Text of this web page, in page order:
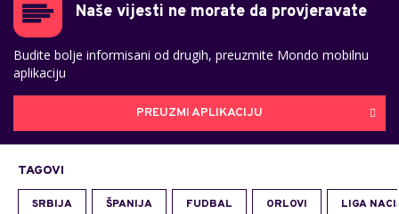
Naše vijesti ne morate da provjeravate
Budite bolje informisani od drugih, preuzmite Mondo mobilnu
aplikaciju
PREUZMI APLIKACIJU
TAGOVI
SRBIJA ŠPANIJA FUDBAL ORLOVI LIGA